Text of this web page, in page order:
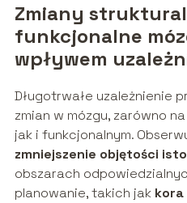
Zmiany
funkcjonalne
wpływem
Długotrwałe uzależnienie
zmian w mózgu, zarówno
jak i funkcjonalnym.
zmniejszenie objętości
obszarach
planowanie, takich jak kora